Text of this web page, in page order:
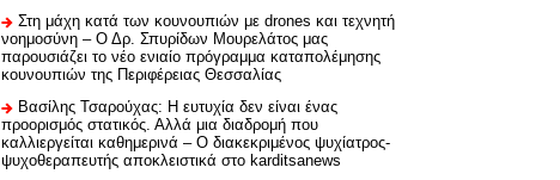
Στη μάχη κατά των κουνουπιών με drones και τεχνητή
νοημοσύνη – Ο Δρ. Σπυρίδων Μουρελάτος μας
παρουσιάζει το νέο ενιαίο πρόγραμμα καταπολέμησης
κουνουπιών της Περιφέρειας Θεσσαλίας
Βασίλης Τσαρούχας: Η ευτυχία δεν είναι ένας
προορισμός στατικός. Αλλά μια διαδρομή που
καλλιεργείται καθημερινά – Ο διακεκριμένος ψυχίατρος-
ψυχοθεραπευτής αποκλειστικά στο karditsanews